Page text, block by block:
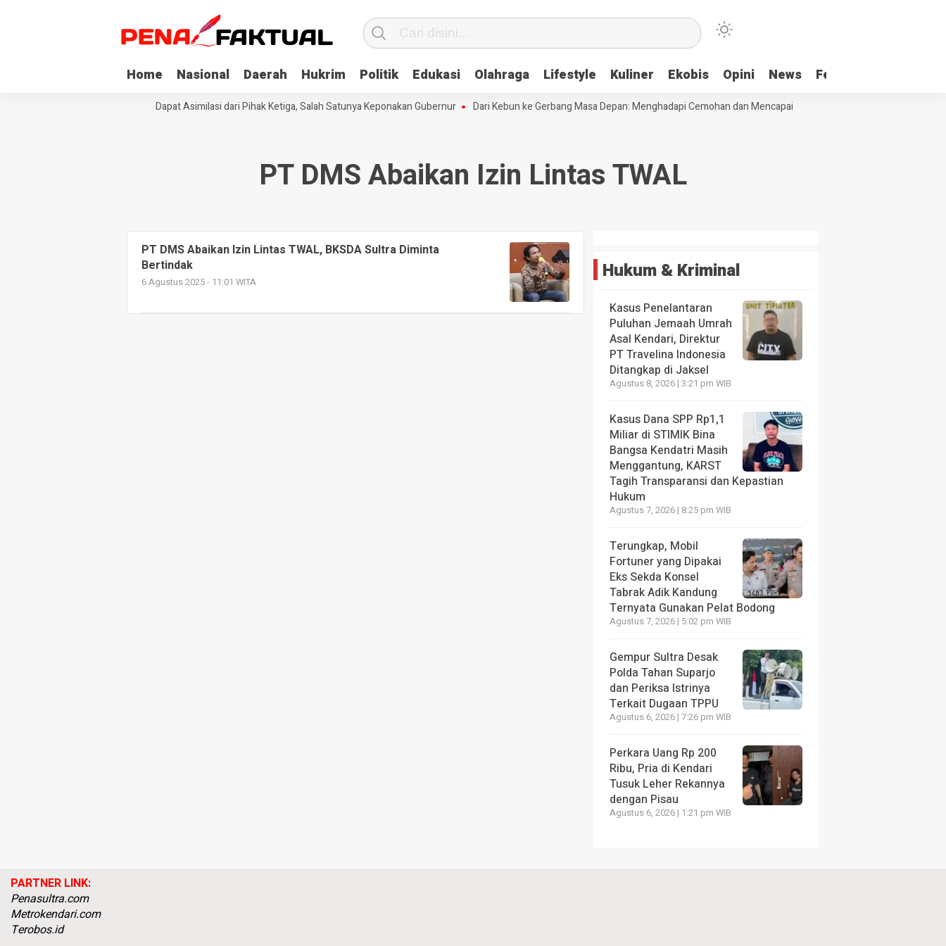
Home Nasional Daerah Hukrim Politik Edukasi Olahraga Lifestyle Kuliner Ekobis Opini News Feature
Tiga Napi Korupsi di Sultra Dapat Asimilasi dari Pihak Ketiga, Salah Satunya Keponakan Gubernur Dari Kebun ke Gerbang Masa Depan: Menghadapi Cemohan dan Mencapai Impian
PT DMS Abaikan Izin Lintas TWAL
PT DMS Abaikan Izin Lintas TWAL, BKSDA Sultra Diminta
Bertindak
6 Agustus 2025 - 11:01 WITA Hukum & Kriminal
Kasus Penelantaran
Puluhan Jemaah Umrah
Asal Kendari, Direktur
PT Travelina Indonesia
Ditangkap di Jaksel
Agustus 8, 2026 | 3:21 pm WIB
Kasus Dana SPP Rp1,1
Miliar di STIMIK Bina
Bangsa Kendatri Masih
Menggantung, KARST
Tagih Transparansi dan Kepastian
Hukum
Agustus 7, 2026 | 8:25 pm WIB
Terungkap, Mobil
Fortuner yang Dipakai
Eks Sekda Konsel
Tabrak Adik Kandung
Ternyata Gunakan Pelat Bodong
Agustus 7, 2026 | 5:02 pm WIB
Gempur Sultra Desak
Polda Tahan Suparjo
dan Periksa Istrinya
Terkait Dugaan TPPU
Agustus 6, 2026 | 7:26 pm WIB
Perkara Uang Rp 200
Ribu, Pria di Kendari
Tusuk Leher Rekannya
dengan Pisau
Agustus 6, 2026 | 1:21 pm WIB
PARTNER LINK:
Penasultra.com
Metrokendari.com
Terobos.id